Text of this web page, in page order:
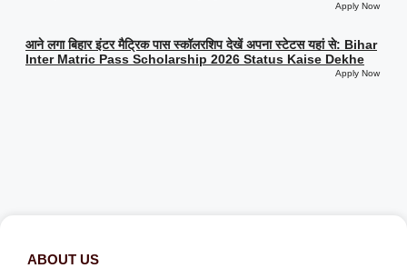
Apply Now
आने लगा बिहार इंटर मैट्रिक पास स्कॉलरशिप देखें अपना स्टेटस यहां से: Bihar
Inter Matric Pass Scholarship 2026 Status Kaise Dekhe
Apply Now
ABOUT US